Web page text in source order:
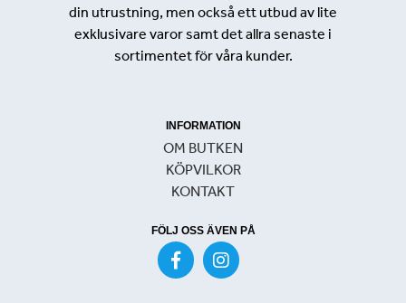
din utrustning, men också ett utbud av lite
exklusivare varor samt det allra senaste i
sortimentet för våra kunder.
INFORMATION
OM BUTKEN
KÖPVILKOR
KONTAKT
FÖLJ OSS ÄVEN PÅ